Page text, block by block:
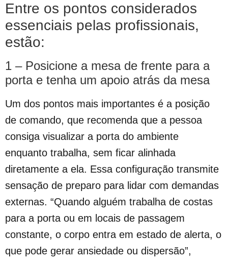
Entre os pontos considerados
essenciais pelas profissionais,
estão:
1 – Posicione a mesa de frente para a
porta e tenha um apoio atrás da mesa
Um dos pontos mais importantes é a posição
de comando, que recomenda que a pessoa
consiga visualizar a porta do ambiente
enquanto trabalha, sem ficar alinhada
diretamente a ela. Essa configuração transmite
sensação de preparo para lidar com demandas
externas. “Quando alguém trabalha de costas
para a porta ou em locais de passagem
constante, o corpo entra em estado de alerta, o
que pode gerar ansiedade ou dispersão”,